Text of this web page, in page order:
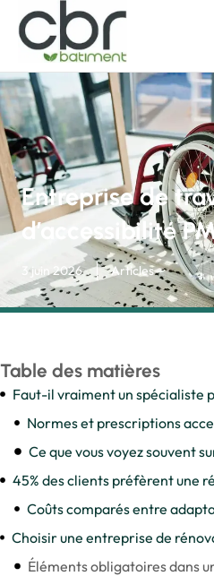
Entreprise de
d’accessibilité
3 juin 2026 Articles
Table des matières
Ce que vous voyez souvent